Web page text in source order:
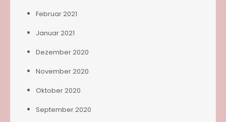
Februar 2021
Januar 2021
Dezember 2020
November 2020
Oktober 2020
September 2020